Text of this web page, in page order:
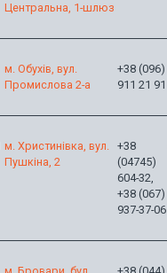
Центральна, 1-шлюз
м. Обухів, вул.
Промислова 2-а
+38 (096)
911 21 91
м. Христинівка, вул.
Пушкіна, 2
+38
(04745)
604-32,
+38 (067)
937-37-06